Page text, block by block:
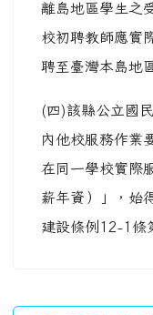
離島地區學生之
校初聘教師應實
聘至臺灣本島地
(四)該縣公立國
內他校服務作業
在同一學校實際
薪年資）」，始
建設條例12-1條